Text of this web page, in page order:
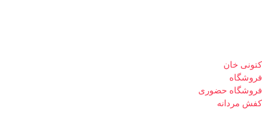
کتونی خان
فروشگاه
فروشگاه حضوری
کفش مردانه